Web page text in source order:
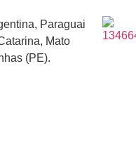
Paraguai
Mato
(PE).